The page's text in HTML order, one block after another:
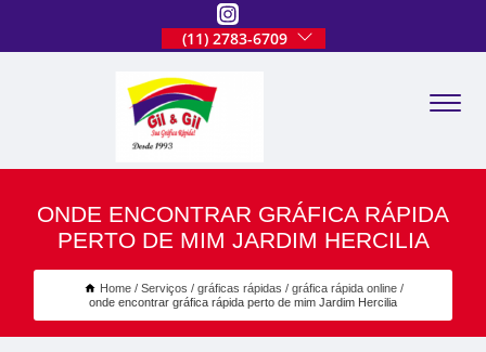
(11) 2783-6709
ONDE ENCONTRAR GRÁFICA RÁPIDA
PERTO DE MIM JARDIM HERCILIA
Home Serviços gráficas rápidas
gráfica rápida online
onde encontrar gráfica rápida perto de mim Jardim Hercilia